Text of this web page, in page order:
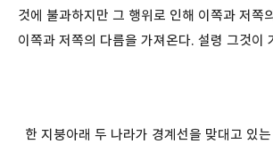
것에 불과하지만 그 행위로 인해 이쪽과 저쪽
이쪽과 저쪽의 다름을 가져온다. 설령 그것이
한 지붕아래 두 나라가 경계선을 맞대고 있